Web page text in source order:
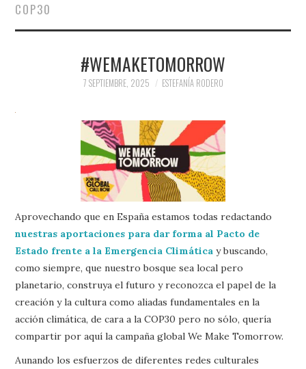
HACER BOSQUE (SALA DE
COP30
#WEMAKETOMORROW
7 SEPTIEMBRE, 2025 ESTEFANÍA RODERO
Aprovechando que en España estamos todas redactando
nuestras aportaciones para dar forma al Pacto de
Estado frente a la Emergencia Climática y buscando,
como siempre, que nuestro bosque sea local pero
planetario, construya el futuro y reconozca el papel de la
creación y la cultura como aliadas fundamentales en la
acción climática, de cara a la COP30 pero no sólo, quería
compartir por aquí la campaña global We Make Tomorrow.
Aunando los esfuerzos de diferentes redes culturales